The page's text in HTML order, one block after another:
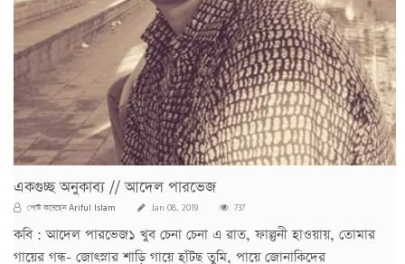
একগুচ্ছ অনুকাব্য // আদেল পারভেজ
পোস্ট করেছেনAriful Islam Jan 08, 2019 737
কবি : আদেল পারভেজ১ খুব চেনা চেনা এ রাত, ফাল্গুনী হাওয়ায়, তোমার
গায়ের গন্ধ- জোৎস্নার শাড়ি গায়ে হাঁটছ তুমি, পায়ে জোনাকিদের